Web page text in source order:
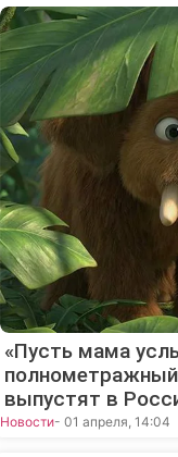
«Пусть мама
выпустят в
Новости- 01 апреля, 14:04